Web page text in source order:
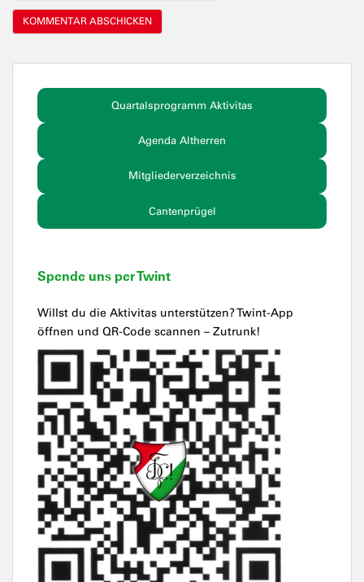
Quartalsprogramm Aktivitas
Agenda Altherren
Mitgliederverzeichnis
Cantenprügel
Spende uns per Twint
Willst du die Aktivitas unterstützen? Twint-App
öffnen und QR-Code scannen – Zutrunk!